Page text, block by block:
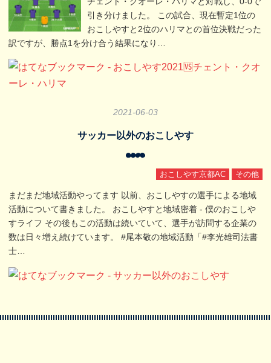
引き分けました。 この試合、現在暫定1位の
おこしやすと2位のハリマとの首位決戦だった
訳ですが、勝点1を分け合う結果になり…
2021 -06-03
サッカー以外のおこしやす
おこしやす京都AC その他
まだまだ地域活動やってます 以前、おこしやすの選手による地域
活動について書きました。 おこしやすと地域密着 - 僕のおこしや
すライフ その後もこの活動は続いていて、選手が訪問する企業の
数は日々増え続けています。 #尾本敬の地域活動「#李光雄司法書
士…